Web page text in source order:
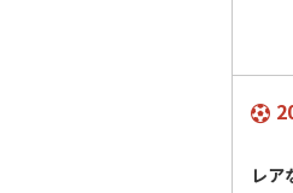
レア